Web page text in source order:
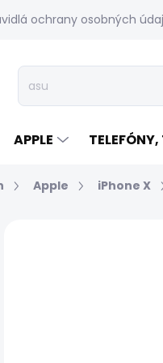
ochrany osobných
APPLE
Apple iPhone X